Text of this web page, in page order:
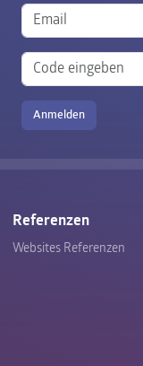
Referenzen
Websites Referenzen